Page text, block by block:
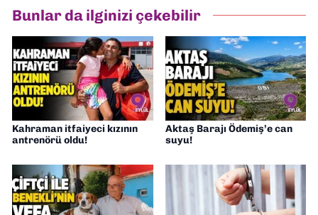
Bunlar da ilginizi çekebilir
Kahraman itfaiyeci kızının
antrenörü oldu!
Aktaş Barajı Ödemiş’e can
suyu!